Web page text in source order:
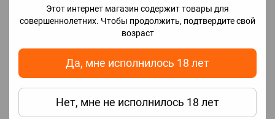
Этот интернет магазин содержит товары для
совершеннолетних. Чтобы продолжить, подтвердите свой
возраст
Да, мне исполнилось 18 лет
Нет, мне не исполнилось 18 лет
необходимости), а потом уже глицерин, после чего хорошо
взболтать.
2. Наслаждаться вкусом жидкости.
Добавление бустера:
, без никотина;
если прибавить половину, получим